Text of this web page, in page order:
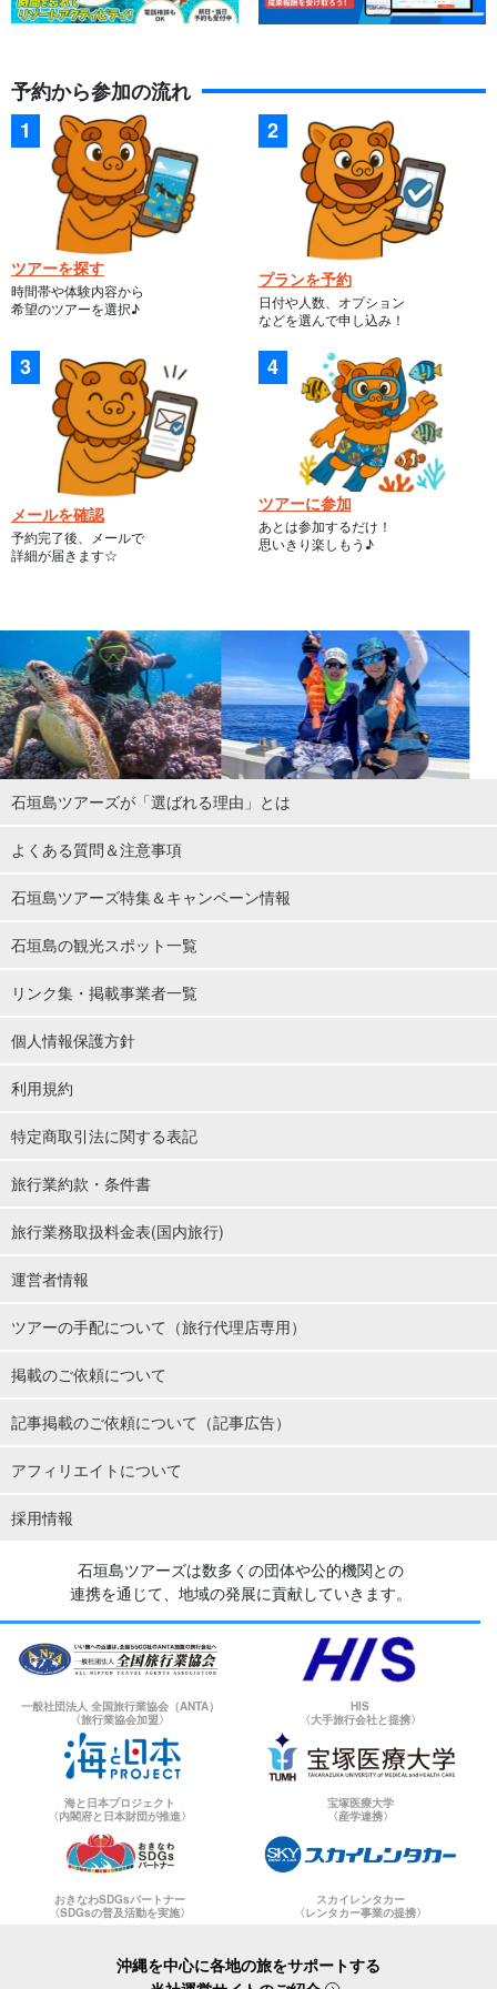
予約から参加の流れ
ツアーを探す
時間帯や体験内容から
希望のツアーを選択♪
プランを予約
日付や人数、オプション
などを選んで申し込み！
メールを確認
予約完了後、メールで
詳細が届きます☆
ツアーに参加
あとは参加するだけ！
思いきり楽しもう♪
石垣島ツアーズが「選ばれる理由」とは
よくある質問＆注意事項
石垣島ツアーズ特集＆キャンペーン情報
石垣島の観光スポット一覧
リンク集・掲載事業者一覧
個人情報保護方針
利用規約
特定商取引法に関する表記
旅行業約款・条件書
旅行業務取扱料金表(国内旅行)
運営者情報
ツアーの手配について（旅行代理店専用）
掲載のご依頼について
記事掲載のご依頼について（記事広告）
アフィリエイトについて
採用情報
石垣島ツアーズは数多くの団体や公的機関との
連携を通じて、地域の発展に貢献していきます。
一般社団法人 全国旅行業協会（ANTA）
〈旅行業協会加盟〉
HIS
〈大手旅行会社と提携〉
海と日本プロジェクト
〈内閣府と日本財団が推進〉
宝塚医療大学
〈産学連携〉
おきなわSDGsパートナー
〈SDGsの普及活動を実施〉
スカイレンタカー
〈レンタカー事業の提携〉
沖縄を中心に各地の旅をサポートする